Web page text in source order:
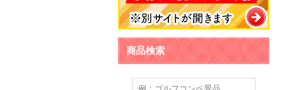
商品検索